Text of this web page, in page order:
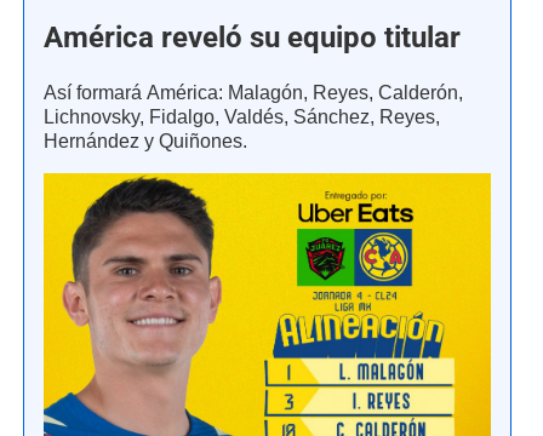
América reveló su equipo titular
Así formará América: Malagón, Reyes, Calderón,
Lichnovsky, Fidalgo, Valdés, Sánchez, Reyes,
Hernández y Quiñones.